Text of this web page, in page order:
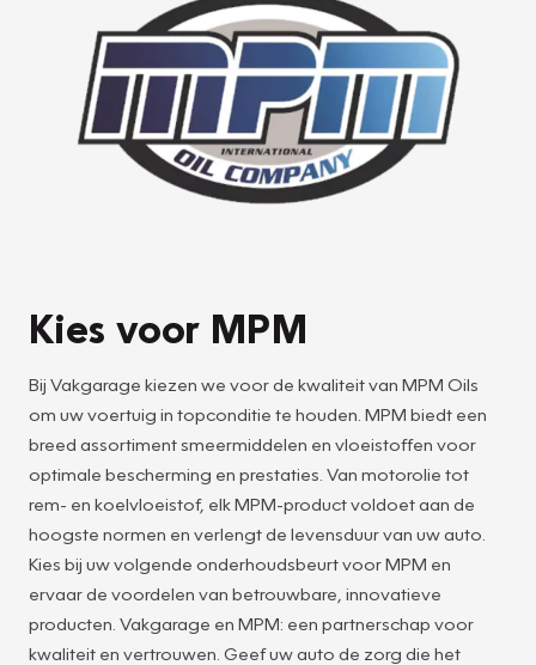
Kies voor MPM
Bij Vakgarage kiezen we voor de kwaliteit van MPM Oils
om uw voertuig in topconditie te houden. MPM biedt een
breed assortiment smeermiddelen en vloeistoffen voor
optimale bescherming en prestaties. Van motorolie tot
rem- en koelvloeistof, elk MPM-product voldoet aan de
hoogste normen en verlengt de levensduur van uw auto.
Kies bij uw volgende onderhoudsbeurt voor MPM en
ervaar de voordelen van betrouwbare, innovatieve
producten. Vakgarage en MPM: een partnerschap voor
kwaliteit en vertrouwen. Geef uw auto de zorg die het